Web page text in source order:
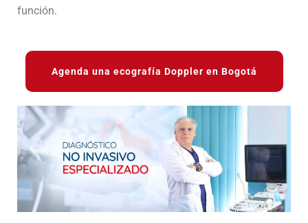
función.
Agenda una ecografía Doppler en Bogotá